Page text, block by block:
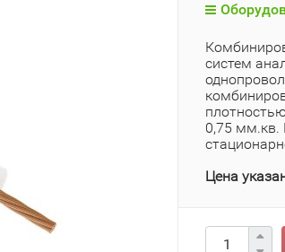
систем
0,75 мм.кв.
Цена